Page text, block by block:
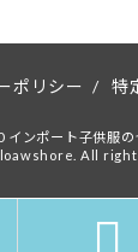
ポリシー / 特
ンポート子供服
All